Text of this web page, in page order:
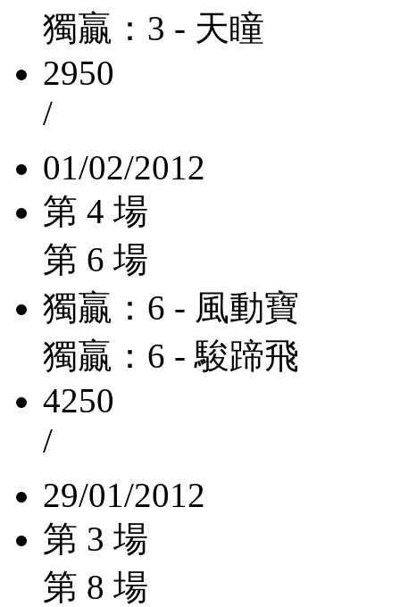
獨贏：3 - 天瞳
2950
/
01/02/2012
第 4 場
第 6 場
獨贏：6 - 風動寶
獨贏：6 - 駿蹄飛
4250
/
29/01/2012
第 3 場
第 8 場